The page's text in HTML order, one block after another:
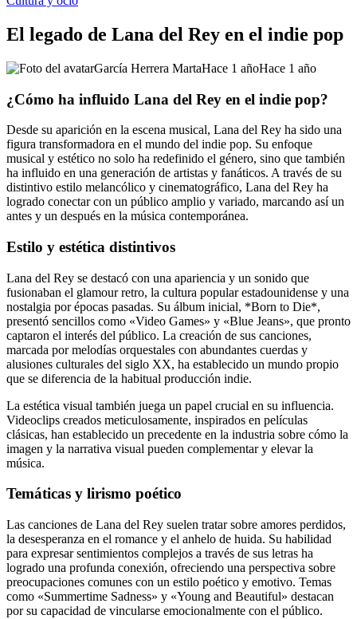
El legado de Lana del Rey en el indie pop
García Herrera MartaHace 1 añoHace 1 año
¿Cómo ha influido Lana del Rey en el indie pop?
Desde su aparición en la escena musical, Lana del Rey ha sido una
figura transformadora en el mundo del indie pop. Su enfoque
musical y estético no solo ha redefinido el género, sino que también
ha influido en una generación de artistas y fanáticos. A través de su
distintivo estilo melancólico y cinematográfico, Lana del Rey ha
logrado conectar con un público amplio y variado, marcando así un
antes y un después en la música contemporánea.
Estilo y estética distintivos
Lana del Rey se destacó con una apariencia y un sonido que
fusionaban el glamour retro, la cultura popular estadounidense y una
nostalgia por épocas pasadas. Su álbum inicial, *Born to Die*,
presentó sencillos como «Video Games» y «Blue Jeans», que pronto
captaron el interés del público. La creación de sus canciones,
marcada por melodías orquestales con abundantes cuerdas y
alusiones culturales del siglo XX, ha establecido un mundo propio
que se diferencia de la habitual producción indie.
La estética visual también juega un papel crucial en su influencia.
Videoclips creados meticulosamente, inspirados en películas
clásicas, han establecido un precedente en la industria sobre cómo la
imagen y la narrativa visual pueden complementar y elevar la
música.
Temáticas y lirismo poético
Las canciones de Lana del Rey suelen tratar sobre amores perdidos,
la desesperanza en el romance y el anhelo de huida. Su habilidad
para expresar sentimientos complejos a través de sus letras ha
logrado una profunda conexión, ofreciendo una perspectiva sobre
preocupaciones comunes con un estilo poético y emotivo. Temas
como «Summertime Sadness» y «Young and Beautiful» destacan
por su capacidad de vincularse emocionalmente con el público.